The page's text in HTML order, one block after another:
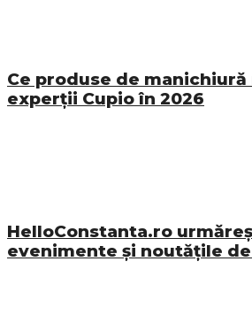
Ce produse de
experții Cupio în 2026
HelloConstanta.ro
evenimente și noutățile